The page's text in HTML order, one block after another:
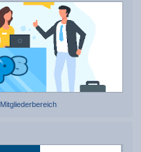
Mitgliederbereich